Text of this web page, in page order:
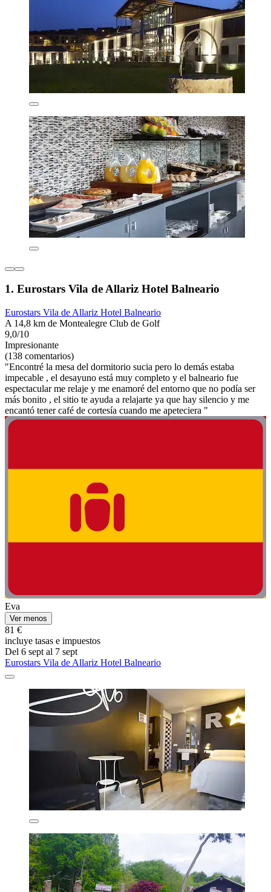
1. Eurostars Vila de Allariz Hotel Balneario
Eurostars Vila de Allariz Hotel Balneario
A 14,8 km de Montealegre Club de Golf
9,0/10
Impresionante
(138 comentarios)
"Encontré la mesa del dormitorio sucia pero lo demás estaba
impecable , el desayuno está muy completo y el balneario fue
espectacular me relaje y me enamoré del entorno que no podía ser
más bonito , el sitio te ayuda a relajarte ya que hay silencio y me
encantó tener café de cortesía cuando me apeteciera "
Eva
Ver menos
81 €
incluye tasas e impuestos
Del 6 sept al 7 sept
Eurostars Vila de Allariz Hotel Balneario